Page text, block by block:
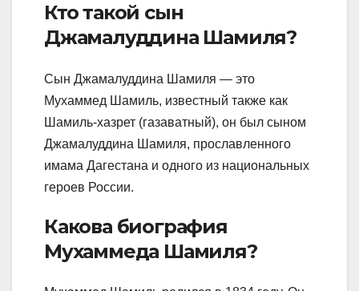
Кто такой сын
Джамалуддина Шамиля?
Сын Джамалуддина Шамиля — это
Мухаммед Шамиль, известный также как
Шамиль-хазрет (газаватный), он был сыном
Джамалуддина Шамиля, прославленного
имама Дагестана и одного из национальных
героев России.
Какова биография
Мухаммеда Шамиля?